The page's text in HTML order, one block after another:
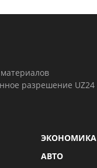
разрешение UZ24
ЭКОНОМИКА
АВТО